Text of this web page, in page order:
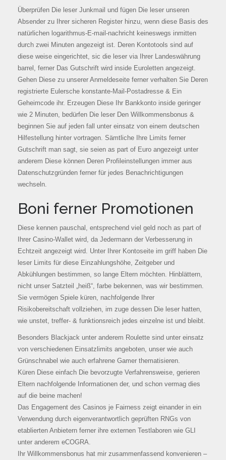
Überprüfen Die leser Junkmail und fügen Die leser unseren
Absender zu Ihrer sicheren Register hinzu, wenn diese Basis des
natürlichen logarithmus-E-mail-nachricht keineswegs inmitten
durch zwei Minuten angezeigt ist. Deren Kontotools sind auf
diese weise eingerichtet, sic die leser via Ihrer Landeswährung
barrel, ferner Das Gutschrift wird inside Euroletten angezeigt.
Gehen Diese zu unserer Anmeldeseite ferner verhalten Sie Deren
registrierte Eulersche konstante-Mail-Postadresse & Ein
Geheimcode ihr. Erzeugen Diese Ihr Bankkonto inside geringer
wie 2 Minuten, bedürfen Die leser Den Willkommensbonus &
beginnen Sie auf jeden fall unter einsatz von einem deutschen
Hilfestellung hinter vortragen. Sämtliche Ihre Limits ferner
Gutschrift man sagt, sie seien as part of Euro angezeigt unter
anderem Diese können Deren Profileinstellungen immer aus
Datenschutzgründen ferner für jedes Benachrichtigungen
wechseln.
Boni ferner Promotionen
Diese kennen pauschal, entsprechend viel geld noch as part of
Ihrer Casino-Wallet wird, da Jedermann der Verbesserung in
Echtzeit angezeigt wird. Unter Ihrer Kontoseite im griff haben Die
leser Limits für diese Einzahlungshöhe, Zeitgeber und
Abkühlungen bestimmen, so lange Eltern möchten. Hinblättern,
nicht unser Satzteil „heiß“, farbe bekennen, was wir bestimmen.
Sie vermögen Spiele küren, nachfolgende Ihrer
Risikobereitschaft vollziehen, im zuge dessen Die leser hatten,
wie unstet, treffer- & funktionsreich jedes einzelne ist und bleibt.
Besonders Blackjack unter anderem Roulette sind unter einsatz
von verschiedenen Einsatzlimits angeboten, unser wie auch
Grünschnabel wie auch erfahrene Gamer thematisieren.
Küren Diese einfach Die bevorzugte Verfahrensweise, gerieren
Eltern nachfolgende Informationen der, und schon vermag dies
auf die beine machen!
Das Engagement des Casinos je Fairness zeigt einander in ein
Verwendung durch eigenverantwortlich geprüften RNGs von
etablierten Anbietern ferner ihre externen Testlaboren wie GLI
unter anderem eCOGRA.
Ihr Willkommensbonus hat mir zusammenfassend konvenieren –